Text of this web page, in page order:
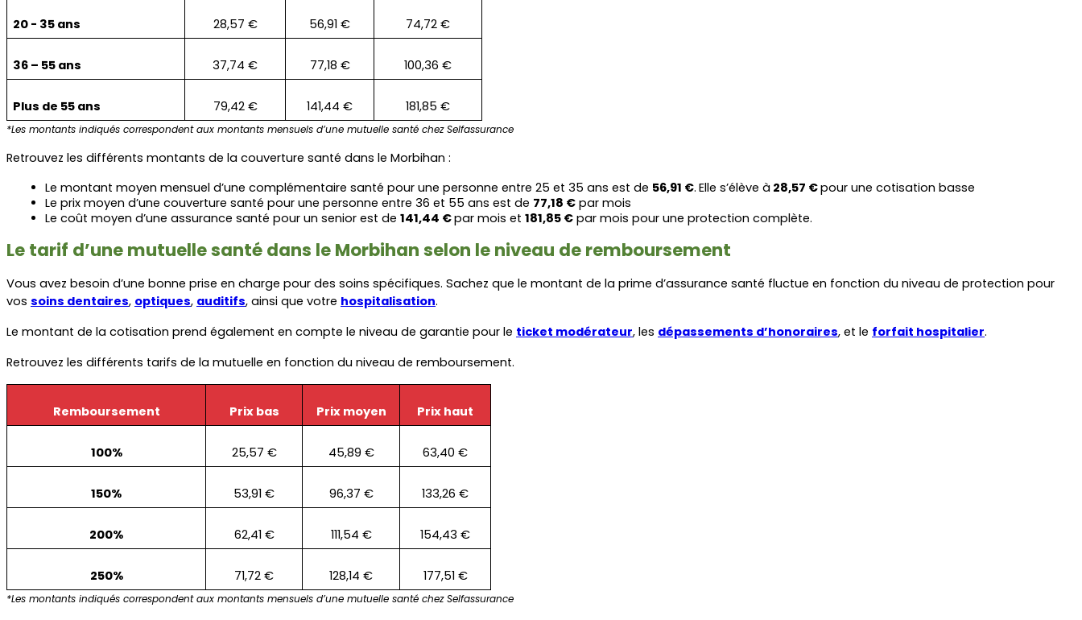
20 - 35 ans 28,57 € 56,91 € 74,72 €
36 – 55 ans 37,74 € 77,18 € 100,36 €
Plus de 55 ans 79,42 € 141,44 € 181,85 €
*Les montants indiqués correspondent aux montants mensuels d’une mutuelle santé chez Selfassurance
Retrouvez les différents montants de la couverture santé dans le Morbihan :
Le montant moyen mensuel d’une complémentaire santé pour une personne entre 25 et 35 ans est de 56,91 €. Elle s’élève à 28,57 € pour une cotisation basse
Le prix moyen d’une couverture santé pour une personne entre 36 et 55 ans est de 77,18 € par mois
Le coût moyen d’une assurance santé pour un senior est de 141,44 € par mois et 181,85 € par mois pour une protection complète.
Le tarif d’une mutuelle santé dans le Morbihan selon le niveau de remboursement
Vous avez besoin d’une bonne prise en charge pour des soins spécifiques. Sachez que le montant de la prime d’assurance santé fluctue en fonction du niveau de protection pour
vos soins dentaires, optiques, auditifs, ainsi que votre hospitalisation.
Le montant de la cotisation prend également en compte le niveau de garantie pour le ticket modérateur, les dépassements d’honoraires, et le forfait hospitalier.
Retrouvez les différents tarifs de la mutuelle en fonction du niveau de remboursement.
Remboursement Prix bas Prix moyen Prix haut
100% 25,57 € 45,89 € 63,40 €
150% 53,91 € 96,37 € 133,26 €
200% 62,41 € 111,54 € 154,43 €
250% 71,72 € 128,14 € 177,51 €
*Les montants indiqués correspondent aux montants mensuels d’une mutuelle santé chez Selfassurance